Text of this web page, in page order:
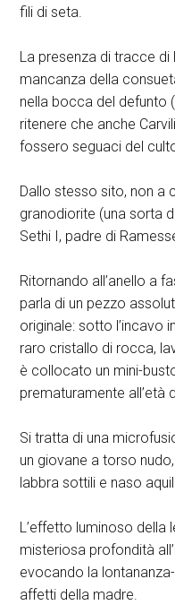
fili di seta.
La presenza di tracce
mancanza della
nella bocca del defunto
ritenere che anche
fossero seguaci del
Dallo stesso sito, non a
granodiorite (una sorta
Sethi I, padre di
Ritornando all’anello a
parla di un pezzo
originale: sotto l’incavo
raro cristallo di rocca,
è collocato un mini-
prematuramente all’età
Si tratta di una
un giovane a torso
labbra sottili e naso
L’effetto luminoso della
misteriosa profondità
evocando la
affetti della madre.